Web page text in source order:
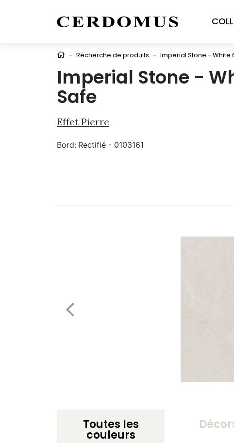
- Récherche de produits - Imperial Stone - White
Imperial Stone -
Safe
Effet Pierre
Bord: Rectifié - 0103161
Toutes les
couleurs